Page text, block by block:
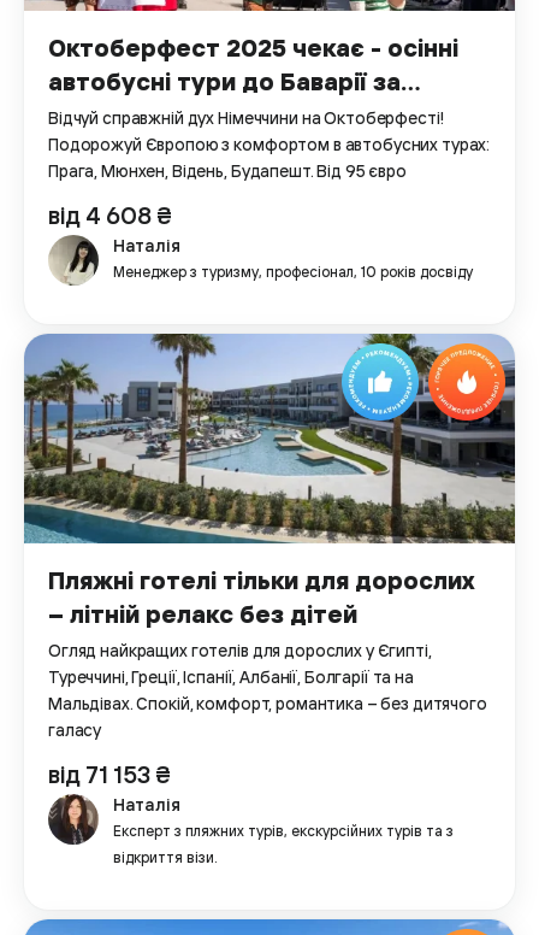
Октоберфест 2025 чекає - осінні
автобусні тури до Баварії за
вигідними цінами
Відчуй справжній дух Німеччини на Октоберфесті!
Подорожуй Європою з комфортом в автобусних турах:
Прага, Мюнхен, Відень, Будапешт. Від 95 євро
від 4 608 ₴
Наталія
Менеджер з туризму, професіонал, 10 років досвіду
Пляжні готелі тільки для дорослих
– літній релакс без дітей
Огляд найкращих готелів для дорослих у Єгипті,
Туреччині, Греції, Іспанії, Албанії, Болгарії та на
Мальдівах. Спокій, комфорт, романтика – без дитячого
галасу
від 71 153 ₴
Наталія
Експерт з пляжних турів, екскурсійних турів та з
відкриття візи.